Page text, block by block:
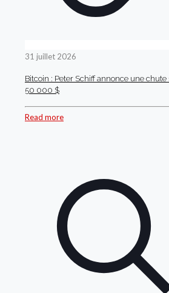
31 juillet 2026
Bitcoin : Peter Schiff annonce une chute
50 000 $
Read more